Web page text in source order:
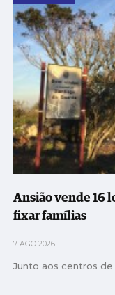
Ansião vende 16
fixar famílias
7 AGO 2026
Junto aos centros de